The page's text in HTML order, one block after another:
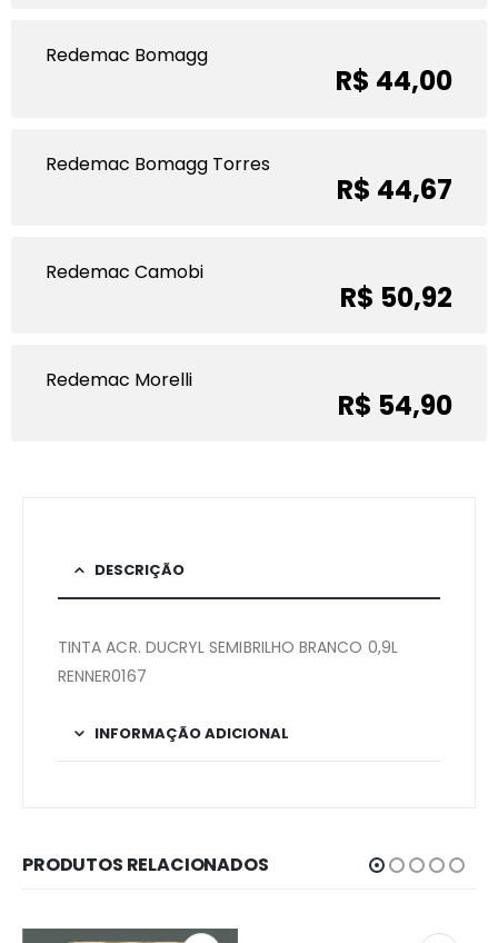
Redemac Bomagg
R$ 44,00
Redemac Bomagg Torres
R$ 44,67
Redemac Camobi
R$ 50,92
Redemac Morelli
R$ 54,90
DESCRIÇÃO
TINTA ACR. DUCRYL SEMIBRILHO BRANCO 0,9L
RENNER0167
INFORMAÇÃO ADICIONAL
PRODUTOS RELACIONADOS